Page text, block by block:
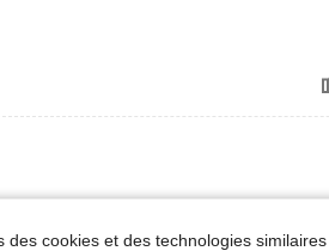
des cookies et des technologies